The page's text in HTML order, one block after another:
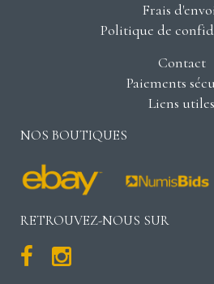
Frais
Politique de
Contact
Paiements
Liens utiles
NOS BOUTIQUES
RETROUVEZ-NOUS SUR